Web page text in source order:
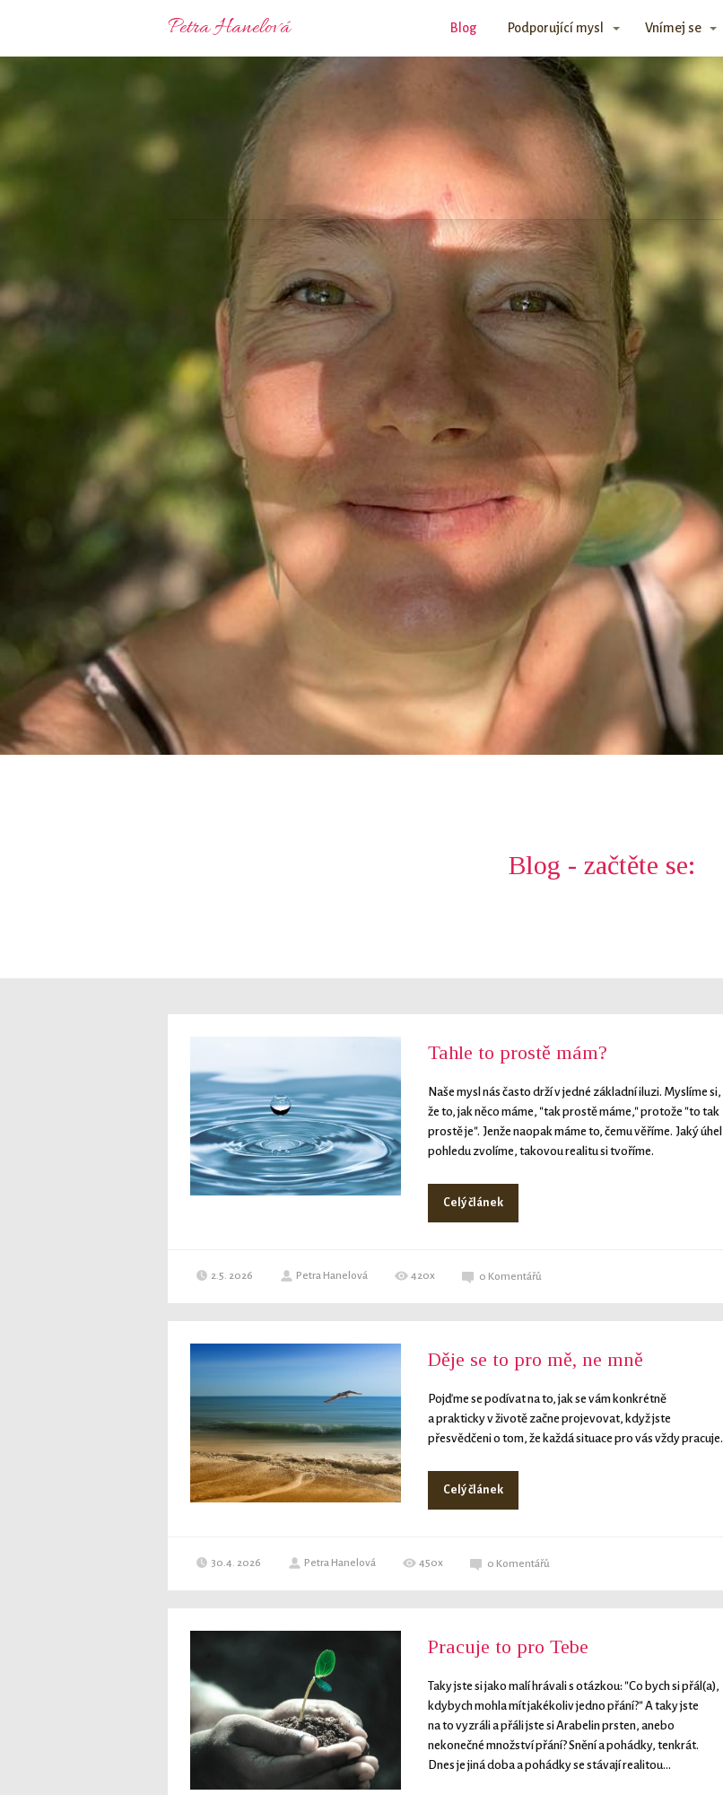
Petra Hanelová Blog Podporující mysl Vnímej se
Blog - začtěte se:
Tahle to prostě mám?
Naše mysl nás často drží v jedné základní iluzi. Myslíme si,
že to, jak něco máme, "tak prostě máme," protože "to tak
prostě je". Jenže naopak máme to, čemu věříme. Jaký úhel
pohledu zvolíme, takovou realitu si tvoříme.
Celý článek
2.5. 2026 Petra Hanelová 420x 0 Komentářů
Děje se to pro mě, ne mně
Pojďme se podívat na to, jak se vám konkrétně
a prakticky v životě začne projevovat, když jste
přesvědčeni o tom, že každá situace pro vás vždy pracuje.
Celý článek
30.4. 2026 Petra Hanelová 450x 0 Komentářů
Pracuje to pro Tebe
Taky jste si jako malí hrávali s otázkou: "Co bych si přál(a),
kdybych mohla mít jakékoliv jedno přání?" A taky jste
na to vyzráli a přáli jste si Arabelin prsten, anebo
nekonečné množství přání? Snění a pohádky, tenkrát.
Dnes je jiná doba a pohádky se stávají realitou...